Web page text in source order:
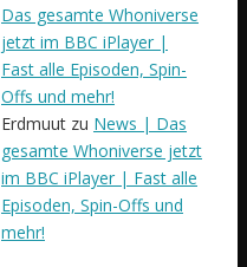
Das gesamte Whoniverse
jetzt im BBC iPlayer |
Fast alle Episoden, Spin-
Offs und mehr!
Erdmuut zu News | Das
gesamte Whoniverse jetzt
im BBC iPlayer | Fast alle
Episoden, Spin-Offs und
mehr!